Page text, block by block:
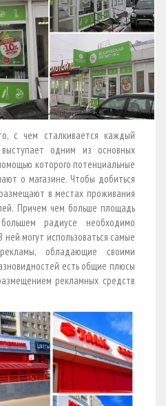
с чем сталкивается каждый
одним из основных
которого потенциальные
о магазине. Чтобы добиться
в местах проживания
Причем чем больше площадь
радиусе необходимо
могут использоваться самые
обладающие своими
есть общие плюсы
рекламных средств